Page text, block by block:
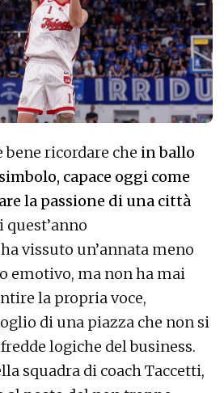
bene ricordare che in ballo
capace oggi come
la passione di una città
quest’anno
vissuto un’annata meno
emotivo, ma non ha mai
la propria voce,
di una piazza che non si
logiche del business.
squadra di coach Taccetti,